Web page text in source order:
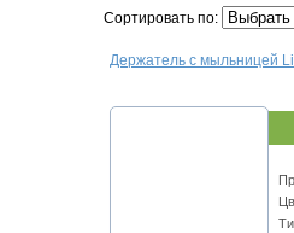
Сортировать по:
Держатель с мыльницей